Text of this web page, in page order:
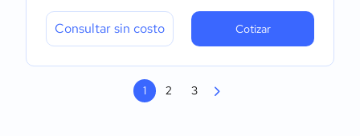
Consultar sin costo Cotizar
1 2 3